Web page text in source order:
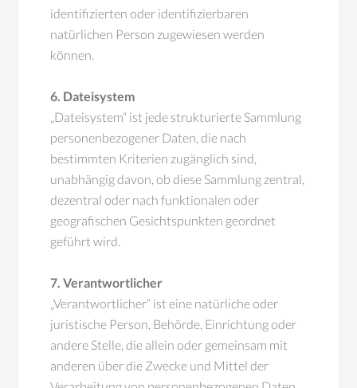
identifizierten oder identifizierbaren
natürlichen Person zugewiesen werden
können.
6. Dateisystem
„Dateisystem“ ist jede strukturierte Sammlung
personenbezogener Daten, die nach
bestimmten Kriterien zugänglich sind,
unabhängig davon, ob diese Sammlung zentral,
dezentral oder nach funktionalen oder
geografischen Gesichtspunkten geordnet
geführt wird.
7. Verantwortlicher
„Verantwortlicher“ ist eine natürliche oder
juristische Person, Behörde, Einrichtung oder
andere Stelle, die allein oder gemeinsam mit
anderen über die Zwecke und Mittel der